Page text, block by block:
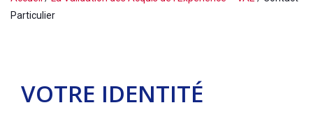
Particulier
VOTRE IDENTITÉ